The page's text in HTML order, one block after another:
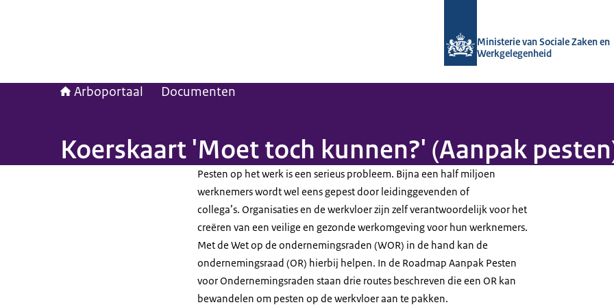
Ministerie van Sociale Zaken en
Werkgelegenheid
Arboportaal Documenten
Koerskaart 'Moet toch kunnen?' (Aanpak
Pesten op het werk is een serieus probleem. Bijna een half miljoen
werknemers wordt wel eens gepest door leidinggevenden of
collega’s. Organisaties en de werkvloer zijn zelf verantwoordelijk voor het
creëren van een veilige en gezonde werkomgeving voor hun werknemers.
Met de Wet op de ondernemingsraden (WOR) in de hand kan de
ondernemingsraad (OR) hierbij helpen. In de Roadmap Aanpak Pesten
voor Ondernemingsraden staan drie routes beschreven die een OR kan
bewandelen om pesten op de werkvloer aan te pakken.